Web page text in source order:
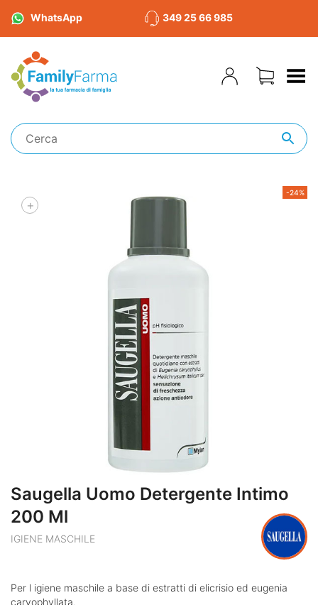
WhatsApp 349 25 66 985
Toggle Menu
-24%
+
Saugella Uomo Detergente Intimo
200 Ml
IGIENE MASCHILE
Per l igiene maschile a base di estratti di elicrisio ed eugenia
caryophyllata.